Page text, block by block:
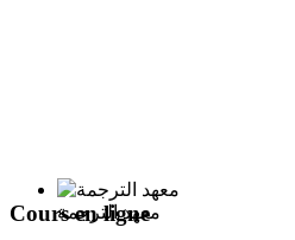
معهد الترجمة
Cours en ligne